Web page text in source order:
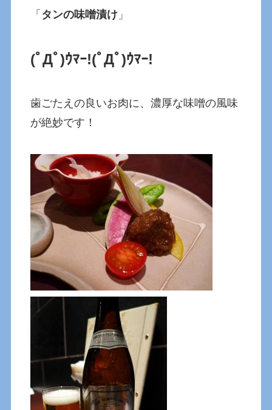
「 タンの味噌漬け 」
(ﾟДﾟ)ｳﾏｰ!(ﾟДﾟ)ｳﾏｰ!
歯ごたえの良いお肉に、濃厚な味噌の風味
が絶妙です！